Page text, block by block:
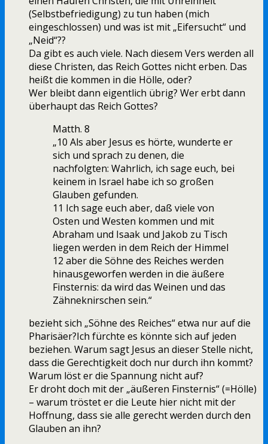
(Selbstbefriedigung) zu tun haben (mich
eingeschlossen) und was ist mit „Eifersucht“ und
„Neid“??
Da gibt es auch viele. Nach diesem Vers werden all
diese Christen, das Reich Gottes nicht erben. Das
heißt die kommen in die Hölle, oder?
Wer bleibt dann eigentlich übrig? Wer erbt dann
überhaupt das Reich Gottes?
Matth. 8
„10 Als aber Jesus es hörte, wunderte er
sich und sprach zu denen, die
nachfolgten: Wahrlich, ich sage euch, bei
keinem in Israel habe ich so großen
Glauben gefunden.
11 Ich sage euch aber, daß viele von
Osten und Westen kommen und mit
Abraham und Isaak und Jakob zu Tisch
liegen werden in dem Reich der Himmel
12 aber die Söhne des Reiches werden
hinausgeworfen werden in die äußere
Finsternis: da wird das Weinen und das
Zähneknirschen sein.“
bezieht sich „Söhne des Reiches“ etwa nur auf die
Pharisäer?Ich fürchte es könnte sich auf jeden
beziehen. Warum sagt Jesus an dieser Stelle nicht,
dass die Gerechtigkeit doch nur durch ihn kommt?
Warum löst er die Spannung nicht auf?
Er droht doch mit der „äußeren Finsternis“ (=Hölle)
– warum tröstet er die Leute hier nicht mit der
Hoffnung, dass sie alle gerecht werden durch den
Glauben an ihn?